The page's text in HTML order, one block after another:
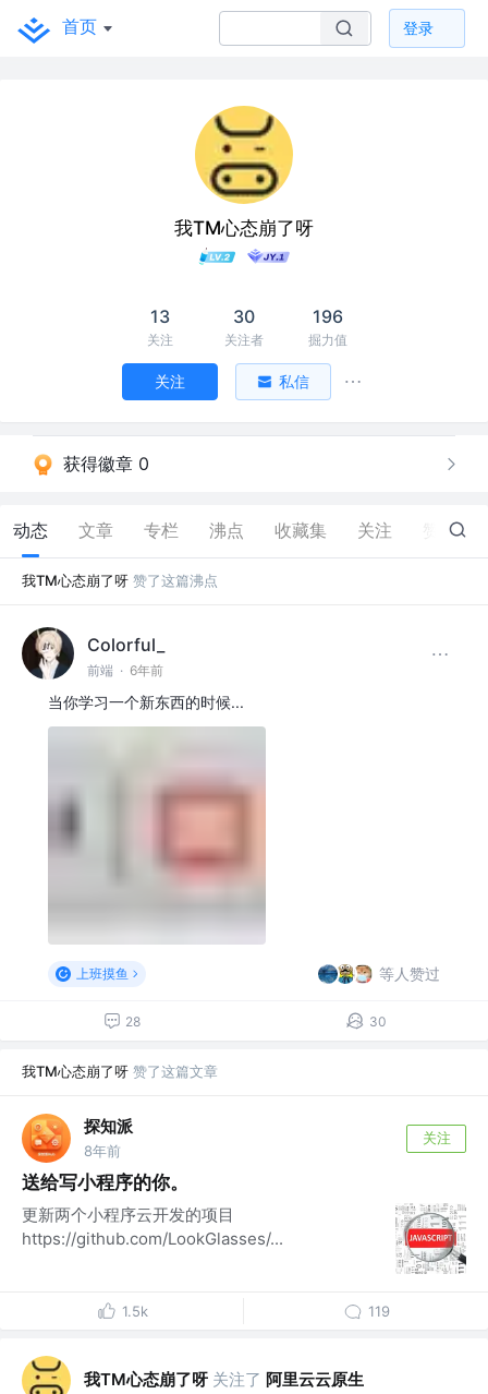
首页 登录
我TM心态崩了呀
13
关注
30
关注者
196
掘力值
关注 私信
获得徽章 0
动态 文章 专栏 沸点 收藏集 关注 24
我TM心态崩了呀 赞了这篇沸点
Colorful_
前端 · 6年前
当你学习一个新东西的时候...
上班摸鱼 等人赞过
28 30
我TM心态崩了呀 赞了这篇文章
探知派
8年前
关注
送给写小程序的你。
更新两个小程序云开发的项目
https://github.com/LookGlasses/...
1.5k 119
我TM心态崩了呀 关注了 阿里云云原生